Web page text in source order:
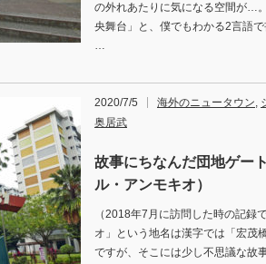
の外れあたりに気になる空間が…
央舞台」と、僕でもわかる2言語で
…
2020/7/5 海外のニュータウン,
奥居武
故事にちなんだ団地ゲー
ル・アンモキオ）
（2018年7月に訪問した時の記録
オ」という地名は漢字では「宏茂
ですが、そこには少し不思議な故